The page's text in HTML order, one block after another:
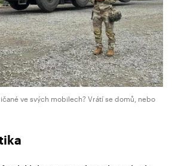
ve svých mobilech? Vrátí se domů, nebo